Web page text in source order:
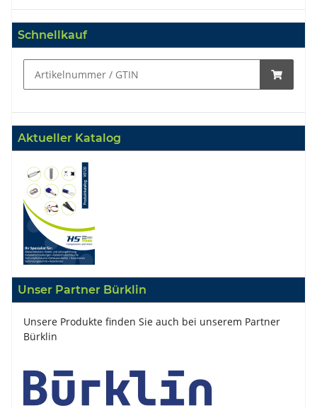
Schnellkauf
Aktueller Katalog
Unser Partner Bürklin
Unsere Produkte finden Sie auch bei unserem Partner
Bürklin